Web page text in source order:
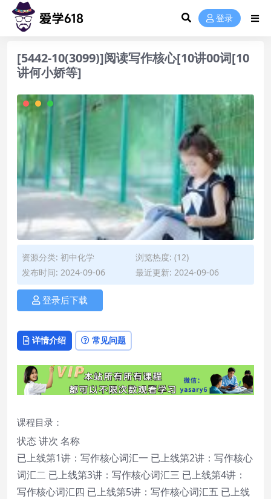
登录
[5442-10(3099)]阅读写作核心[10讲00词[10
讲何小娇等]
资源分类: 初中化学
浏览热度: (12)
发布时间: 2024-09-06
最近更新: 2024-09-06
登录后下载
详情介绍 常见问题
课程目录：
状态 讲次 名称
已上线第1讲：写作核心词汇一 已上线第2讲：写作核心
词汇二 已上线第3讲：写作核心词汇三 已上线第4讲：
写作核心词汇四 已上线第5讲：写作核心词汇五 已上线